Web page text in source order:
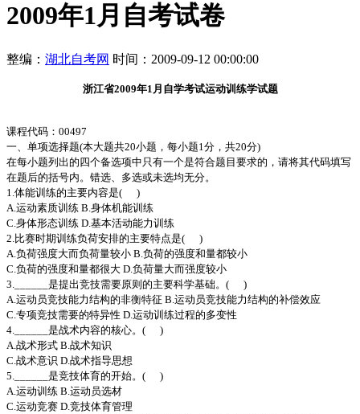
2009年1月自考试卷
整编： 湖北自考网 时间：2009-09-12 00:00:00
浙江省2009年1月自学考试运动训练学试题
课程代码：00497
一、单项选择题(本大题共20小题，每小题1分，共20分)
在每小题列出的四个备选项中只有一个是符合题目要求的，请将其代码填写
在题后的括号内。错选、多选或未选均无分。
1.体能训练的主要内容是( )
A.运动素质训练 B.身体机能训练
C.身体形态训练 D.基本活动能力训练
2.比赛时期训练负荷安排的主要特点是( )
A.负荷强度大而负荷量较小 B.负荷的强度和量都较小
C.负荷的强度和量都很大 D.负荷量大而强度较小
3.______是提出竞技需要原则的主要科学基础。( )
A.运动员竞技能力结构的非衡特征 B.运动员竞技能力结构的补偿效应
C.专项竞技需要的特异性 D.运动训练过程的多变性
4.______是战术内容的核心。( )
A.战术形式 B.战术知识
C.战术意识 D.战术指导思想
5.______是竞技体育的开始。( )
A.运动训练 B.运动员选材
C.运动竞赛 D.竞技体育管理